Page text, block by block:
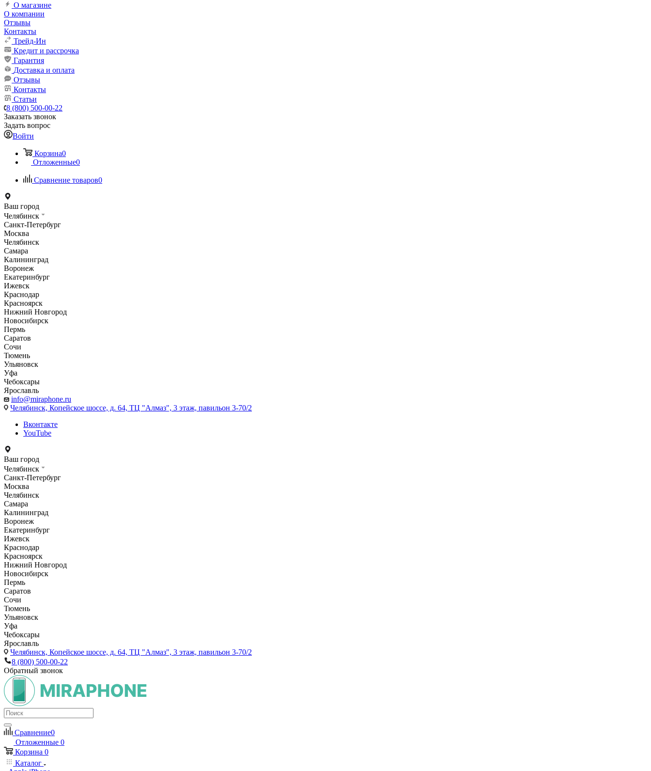
О магазине
О компании
Отзывы
Контакты
Трейд-Ин
Кредит и рассрочка
Гарантия
Доставка и оплата
Отзывы
Контакты
Статьи
8 (800) 500-00-22
Заказать звонок
Задать вопрос
Войти
Корзина0
Отложенные0
Сравнение товаров0
Ваш город
Челябинск
Санкт-Петербург
Москва
Челябинск
Самара
Калининград
Воронеж
Екатеринбург
Ижевск
Краснодар
Красноярск
Нижний Новгород
Новосибирск
Пермь
Саратов
Сочи
Тюмень
Ульяновск
Уфа
Чебоксары
Ярославль
info@miraphone.ru
Челябинск, Копейское шоссе, д. 64, ТЦ "Алмаз", 3 этаж, павильон 3-70/2
Вконтакте
YouTube
Ваш город
Челябинск
Санкт-Петербург
Москва
Челябинск
Самара
Калининград
Воронеж
Екатеринбург
Ижевск
Краснодар
Красноярск
Нижний Новгород
Новосибирск
Пермь
Саратов
Сочи
Тюмень
Ульяновск
Уфа
Чебоксары
Ярославль
Челябинск, Копейское шоссе, д. 64, ТЦ "Алмаз", 3 этаж, павильон 3-70/2
8 (800) 500-00-22
Обратный звонок
Сравнение0
Отложенные 0
Корзина 0
Каталог